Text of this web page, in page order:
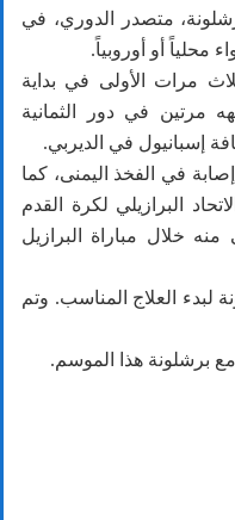
متصدر الدوري، في
أو أوروبياً.
مرات الأولى في بداية
مرتين في دور الثمانية
إسبانيول في الديربي.
في الفخذ اليمنى، كما
البرازيلي لكرة القدم
خلال مباراة البرازيل
لبدء العلاج المناسب. وتم